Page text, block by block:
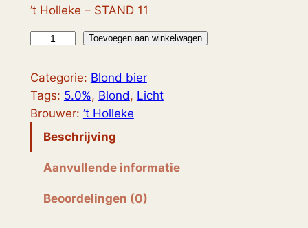
’t Holleke – STAND 11
o
n
d
Toevoegen aan winkelwagen
Categorie: Blond bier
Tags: 5.0%, Blond , Licht
Brouwer: ’t Holleke
Beschrijving
Aanvullende informatie
Beoordelingen (0)